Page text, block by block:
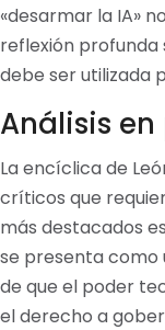
«desarmar la IA»
reflexión
debe ser utilizada
Análisis
La encíclica de
críticos que
más destacados
se presenta como
de que el poder
el derecho a